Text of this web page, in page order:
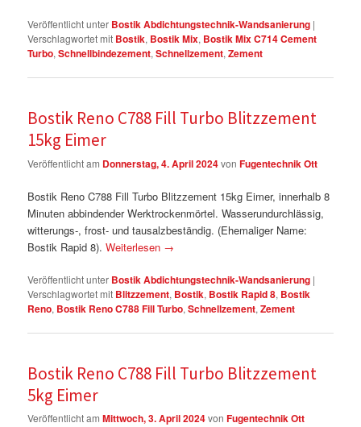
Veröffentlicht unter Bostik Abdichtungstechnik-Wandsanierung |
Verschlagwortet mit Bostik, Bostik Mix, Bostik Mix C714 Cement
Turbo,Schnellbindezement,Schnellzement,Zement
Bostik Reno C788 Fill Turbo Blitzzement
15kg Eimer
Veröffentlicht am Donnerstag, 4. April 2024vonFugentechnik Ott
Bostik Reno C788 Fill Turbo Blitzzement 15kg Eimer, innerhalb 8
Minuten abbindender Werktrockenmörtel. Wasserundurchlässig,
witterungs-, frost- und tausalzbeständig. (Ehemaliger Name:
Bostik Rapid 8).Weiterlesen →
Veröffentlicht unter Bostik Abdichtungstechnik-Wandsanierung |
Verschlagwortet mit Blitzzement, Bostik, Bostik Rapid 8, Bostik
Reno, Bostik Reno C788 Fill Turbo,Schnellzement,Zement
Bostik Reno C788 Fill Turbo Blitzzement
5kg Eimer
Veröffentlicht amMittwoch, 3. April 2024vonFugentechnik Ott